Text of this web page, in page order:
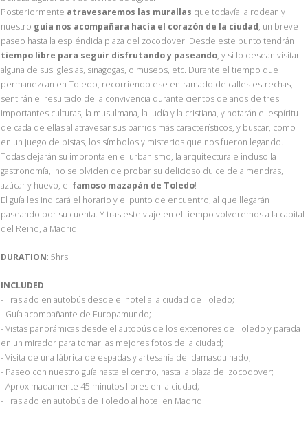
Posteriormente atravesaremos las murallas que todavía la rodean y
nuestro guía nos acompañara hacía el corazón de la ciudad, un breve
paseo hasta la espléndida plaza del zocodover. Desde este punto tendrán
tiempo libre para seguir disfrutando y paseando, y si lo desean visitar
alguna de sus iglesias, sinagogas, o museos, etc. Durante el tiempo que
permanezcan en Toledo, recorriendo ese entramado de calles estrechas,
sentirán el resultado de la convivencia durante cientos de años de tres
importantes culturas, la musulmana, la judía y la cristiana, y notarán el espíritu
de cada de ellas al atravesar sus barrios más característicos, y buscar, como
en un juego de pistas, los símbolos y misterios que nos fueron legando.
Todas dejarán su impronta en el urbanismo, la arquitectura e incluso la
gastronomía, ¡no se olviden de probar su delicioso dulce de almendras,
azúcar y huevo, el famoso mazapán de Toledo!
El guía les indicará el horario y el punto de encuentro, al que llegarán
paseando por su cuenta. Y tras este viaje en el tiempo volveremos a la capital
del Reino, a Madrid.
DURATION: 5hrs
INCLUDED:
- Traslado en autobús desde el hotel a la ciudad de Toledo;
- Guía acompañante de Europamundo;
- Vistas panorámicas desde el autobús de los exteriores de Toledo y parada
en un mirador para tomar las mejores fotos de la ciudad;
- Visita de una fábrica de espadas y artesanía del damasquinado;
- Paseo con nuestro guía hasta el centro, hasta la plaza del zocodover;
- Aproximadamente 45 minutos libres en la ciudad;
- Traslado en autobús de Toledo al hotel en Madrid.